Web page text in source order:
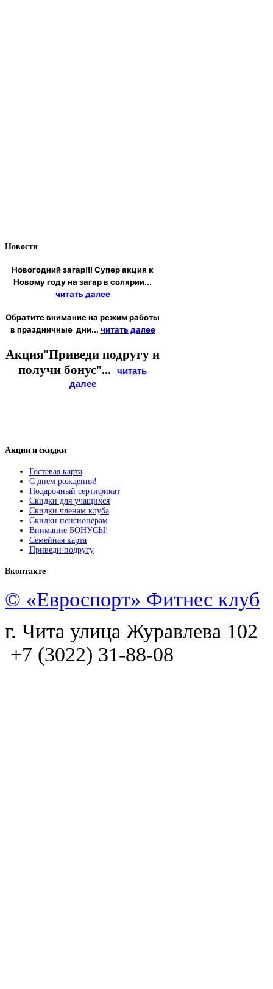
Новости
Новогодний загар!!! Супер акция к
Новому году на загар в солярии...
читать далее
Обратите внимание на режим работы
в праздничные дни... читать далее
Акция"Приведи подругу и
получи бонус"...
читать
далее
Акциии скидки
Гостевая карта
С днем рождения!
Подарочный сертификат
Скидки для учащихся
Скидки членам клуба
Скидки пенсионерам
Внимание БОНУСЫ!
Семейная карта
Приведи подругу
Вконтакте
© «Евроспорт» Фитнес клуб
г. Чита улица Журавлева 102
+7 (3022) 31-88-08